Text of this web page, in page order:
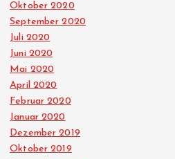
Oktober 2020
September 2020
Juli 2020
Juni 2020
Mai 2020
April 2020
Februar 2020
Januar 2020
Dezember 2019
Oktober 2019